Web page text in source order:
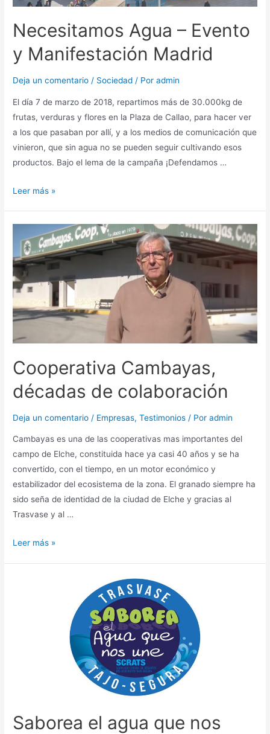
Necesitamos Agua – Evento
y Manifestación Madrid
Deja un comentario / Sociedad / Poradmin
El día 7 de marzo de 2018, repartimos más de 30.000kg de
frutas, verduras y flores en la Plaza de Callao, para hacer ver
a los que pasaban por allí, y a los medios de comunicación que
vinieron, que sin agua no se pueden seguir cultivando esos
productos. Bajo el lema de la campaña ¡Defendamos …
Leer más »
Cooperativa Cambayas,
décadas de colaboración
Deja un comentario / Empresas,Testimonios / Poradmin
Cambayas es una de las cooperativas mas importantes del
campo de Elche, constituida hace ya casi 40 años y se ha
convertido, con el tiempo, en un motor económico y
estabilizador del ecosistema de la zona. El granado siempre ha
sido seña de identidad de la ciudad de Elche y gracias al
Trasvase y al …
Leer más »
Saborea el agua que nos